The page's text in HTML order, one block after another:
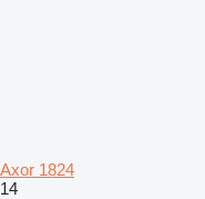
Axor 1824
14